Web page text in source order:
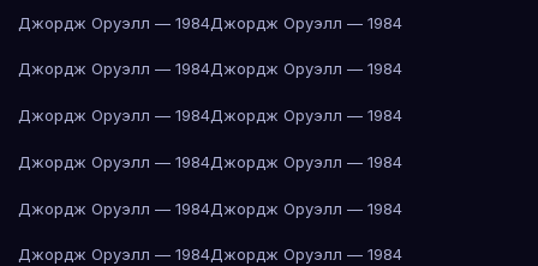
Джордж Оруэлл — 1984Джордж Оруэлл — 1984
Джордж Оруэлл — 1984Джордж Оруэлл — 1984
Джордж Оруэлл — 1984Джордж Оруэлл — 1984
Джордж Оруэлл — 1984Джордж Оруэлл — 1984
Джордж Оруэлл — 1984Джордж Оруэлл — 1984
Джордж Оруэлл — 1984Джордж Оруэлл — 1984